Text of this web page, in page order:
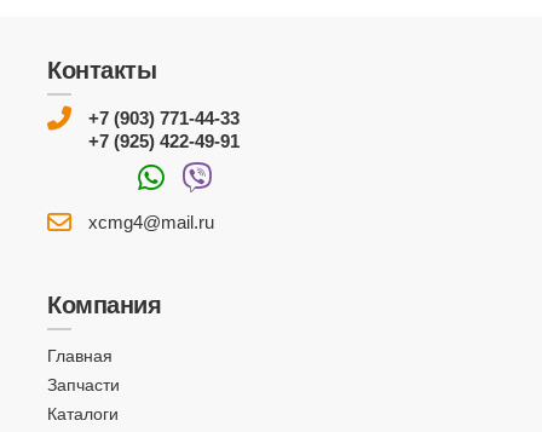
Контакты
+7 (903) 771-44-33
+7 (925) 422-49-91
xcmg4@mail.ru
Компания
Главная
Запчасти
Каталоги